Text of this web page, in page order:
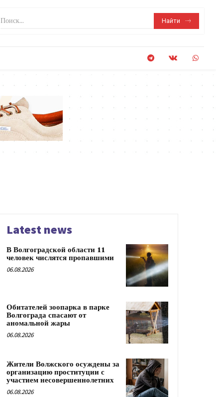
Поиск... Найти
Latest news
В Волгоградской области 11
человек числятся пропавшими
06.08.2026
Обитателей зоопарка в парке
Волгограда спасают от
аномальной жары
06.08.2026
Жители Волжского осуждены за
организацию проституции с
участием несовершеннолетних
06.08.2026